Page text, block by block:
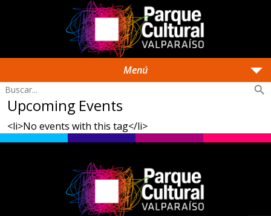
Menú arrow_drop_down
search
Upcoming Events
<li>No events with this tag</li>